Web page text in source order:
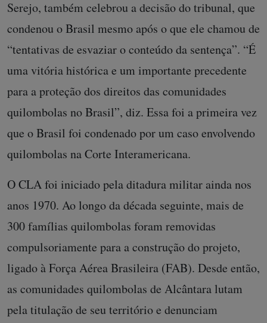
Serejo, também celebrou a decisão do tribunal, que
condenou o Brasil mesmo após o que ele chamou de
“tentativas de esvaziar o conteúdo da sentença”. “É
uma vitória histórica e um importante precedente
para a proteção dos direitos das comunidades
quilombolas no Brasil”, diz. Essa foi a primeira vez
que o Brasil foi condenado por um caso envolvendo
quilombolas na Corte Interamericana.
O CLA foi iniciado pela ditadura militar ainda nos
anos 1970. Ao longo da década seguinte, mais de
300 famílias quilombolas foram removidas
compulsoriamente para a construção do projeto,
ligado à Força Aérea Brasileira (FAB). Desde então,
as comunidades quilombolas de Alcântara lutam
pela titulação de seu território e denunciam